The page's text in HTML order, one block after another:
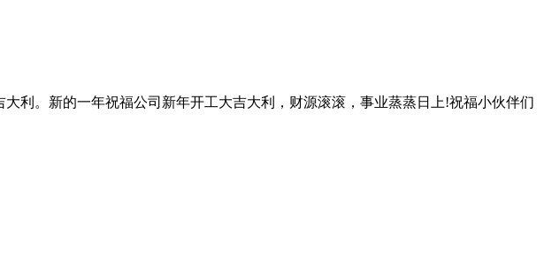
。新的一年祝福公司新年开工大吉大利，财源滚滚，事业蒸蒸日上!祝福小伙伴们